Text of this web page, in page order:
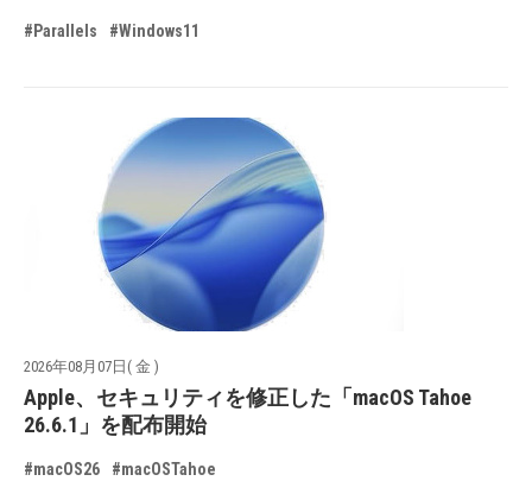
#Parallels #Windows11
2026年08月07日( 金 )
Apple、セキュリティを修正した「macOS Tahoe
26.6.1」を配布開始
#macOS26 #macOSTahoe